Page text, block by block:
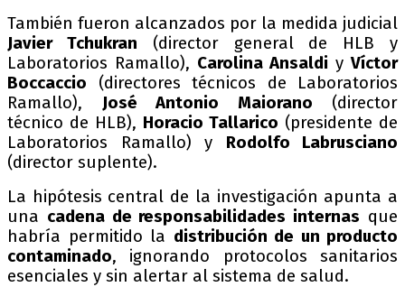
También fueron alcanzados por la medida judicial
Javier Tchukran (director general de HLB y
Laboratorios Ramallo), Carolina Ansaldi yVíctor
Boccaccio (directores técnicos de Laboratorios
Ramallo), José Antonio Maiorano (director
técnico de HLB), Horacio Tallarico (presidente de
Laboratorios Ramallo) y Rodolfo Labrusciano
(director suplente).
La hipótesis central de la investigación apunta a
una cadena de responsabilidades internas que
habría permitido la distribución de un producto
contaminado, ignorando protocolos sanitarios
esenciales y sin alertar al sistema de salud.